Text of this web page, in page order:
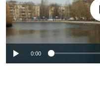
No media
0:00